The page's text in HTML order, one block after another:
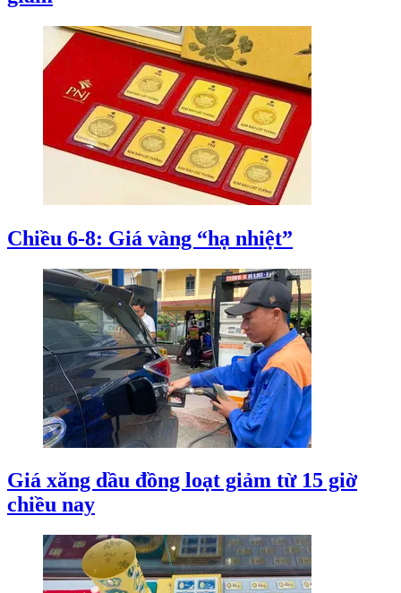
Chiều 6-8: Giá vàng “hạ nhiệt”
Giá xăng dầu đồng loạt giảm từ 15 giờ
chiều nay